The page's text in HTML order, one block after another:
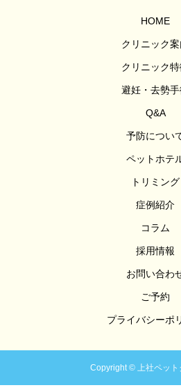
HOME
クリニック案
クリニック
避妊・去勢
Q&A
予防につい
ペットホテ
トリミング
症例紹介
コラム
採用情報
お問い合わ
ご予約
プライバシーポ
Copyright © 上社ペット